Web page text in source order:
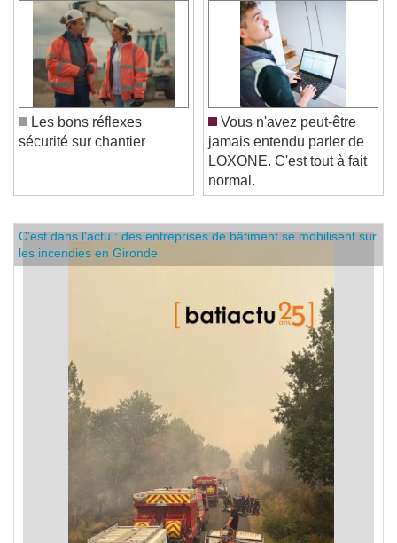
Les bons réflexes
Vous n'avez peut-être
jamais entendu parler de
LOXONE. C'est tout à fait
normal.
C'est dans l'actu : des entreprises de bâtiment se mobilisent sur
les incendies en Gironde